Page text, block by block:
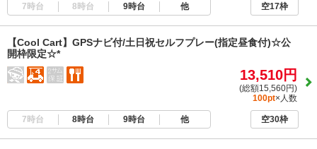
7時台 8時台 9時台 他 空17枠
【Cool Cart】GPSナビ付/土日祝セルフプレー(指定昼食付)☆公
開枠限定☆*
13,510円
(総額15,560円)
100pt×人数
7時台 8時台 9時台 他 空30枠